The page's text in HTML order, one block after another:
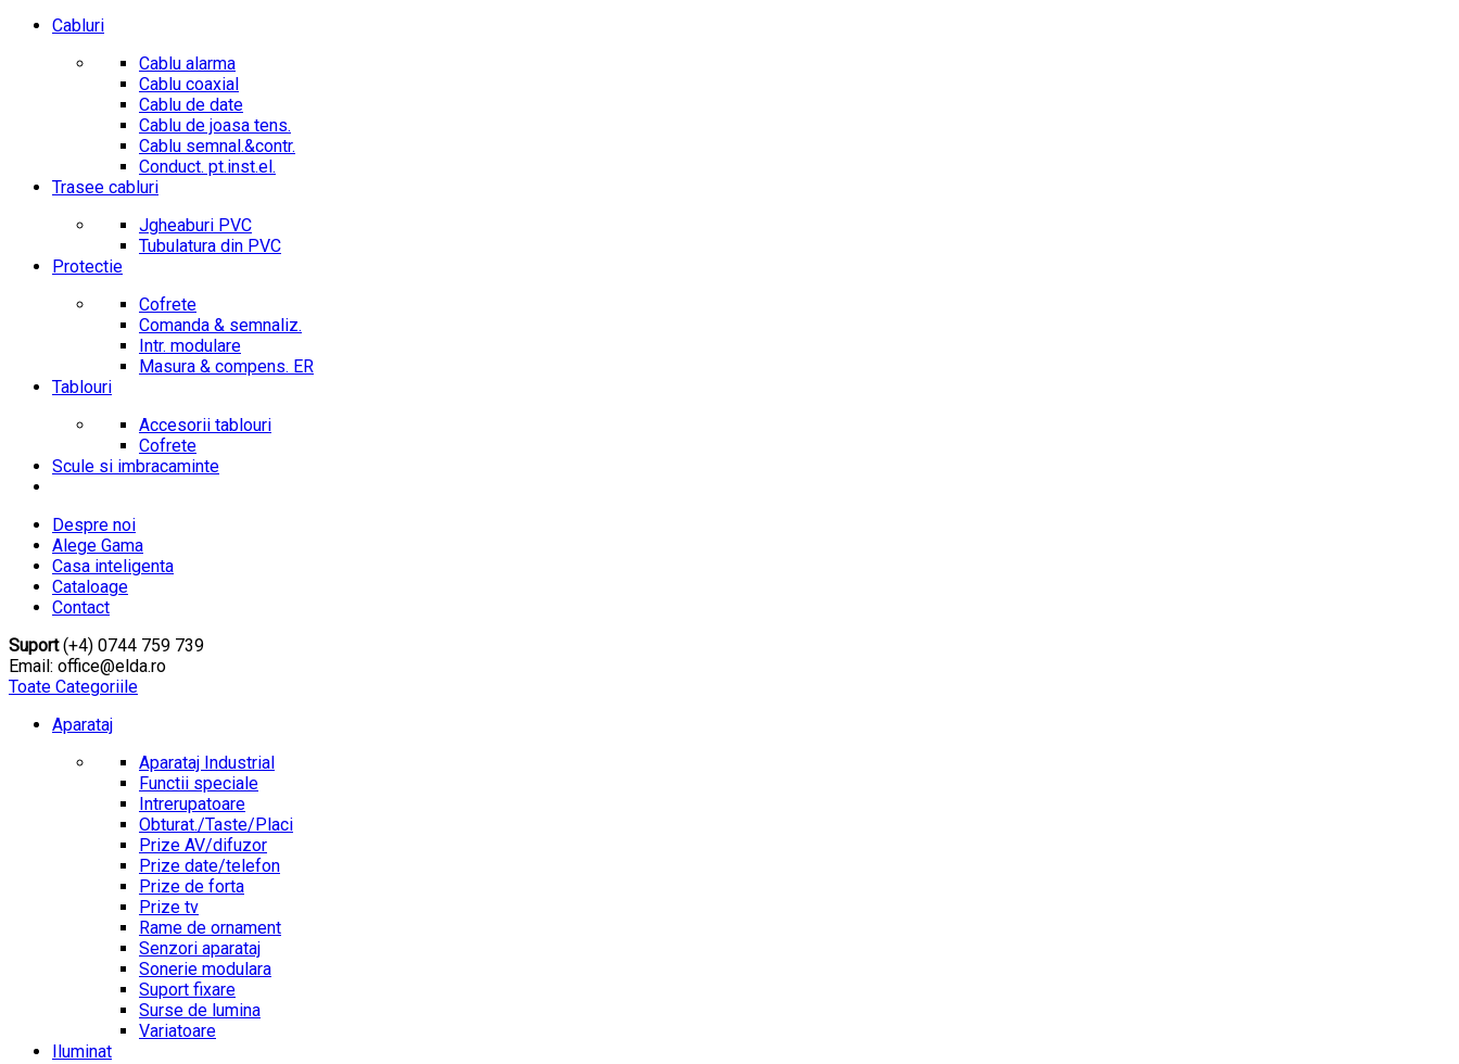
Cabluri
Cablu alarma
Cablu coaxial
Cablu de date
Cablu de joasa tens.
Cablu semnal.&contr.
Conduct. pt.inst.el.
Trasee cabluri
Jgheaburi PVC
Tubulatura din PVC
Protectie
Cofrete
Comanda & semnaliz.
Intr. modulare
Masura & compens. ER
Tablouri
Accesorii tablouri
Cofrete
Scule si imbracaminte
Despre noi
Alege Gama
Casa inteligenta
Cataloage
Contact
Suport(+4) 0744 759 739
Email: office@elda.ro
Toate Categoriile
Aparataj
Aparataj Industrial
Functii speciale
Intrerupatoare
Obturat./Taste/Placi
Prize AV/difuzor
Prize date/telefon
Prize de forta
Prize tv
Rame de ornament
Senzori aparataj
Sonerie modulara
Suport fixare
Surse de lumina
Variatoare
Iluminat